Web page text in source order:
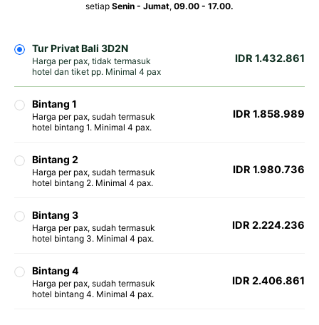
setiap Senin - Jumat, 09.00 - 17.00.
Tur Privat Bali 3D2N
Harga per pax, tidak termasuk
hotel dan tiket pp. Minimal 4 pax
IDR 1.432.861
Bintang 1
Harga per pax, sudah termasuk
hotel bintang 1. Minimal 4 pax.
IDR 1.858.989
Bintang 2
Harga per pax, sudah termasuk
hotel bintang 2. Minimal 4 pax.
IDR 1.980.736
Bintang 3
Harga per pax, sudah termasuk
hotel bintang 3. Minimal 4 pax.
IDR 2.224.236
Bintang 4
Harga per pax, sudah termasuk
hotel bintang 4. Minimal 4 pax.
IDR 2.406.861